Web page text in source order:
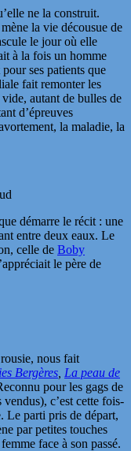
ne la construit.
la vie décousue de
le jour où elle
à la fois un homme
ses patients que
fait remonter les
autant de bulles de
d’épreuves
la maladie, la
démarre le récit : une
entre deux eaux. Le
celle de Boby
le père de
nous fait
Bergères La peau de
pour les gags de
c’est cette fois-
Le parti pris de départ,
par petites touches
face à son passé.